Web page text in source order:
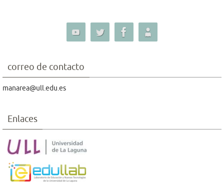
correo de contacto
manarea@ull.edu.es
Enlaces